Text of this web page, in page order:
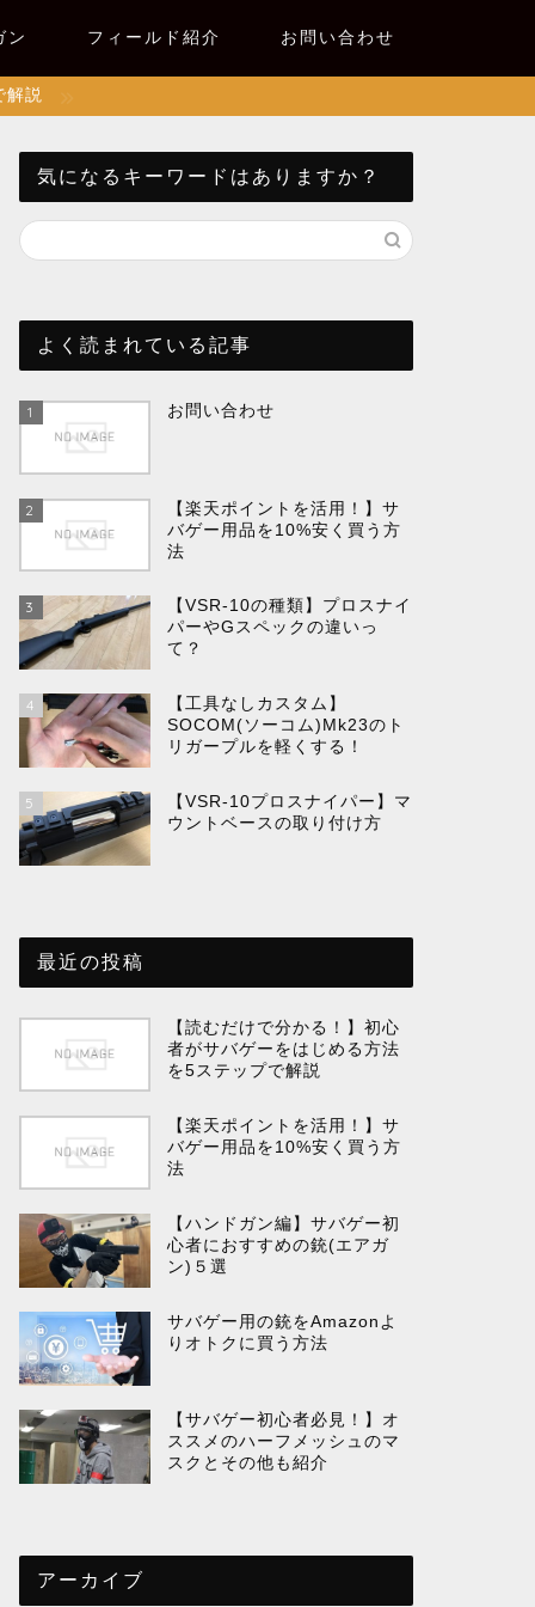
ン フィールド紹介 お問い合わせ
解説
気になるキーワードはありますか？
よく読まれている記事
1 お問い合わせ
2
【楽天ポイントを活用！】サ
バゲー用品を10%安く買う方
法
3
【VSR-10の種類】プロスナイ
パーやGスペックの違いっ
て？
4
【工具なしカスタム】
SOCOM(ソーコム)Mk23のト
リガープルを軽くする！
5
【VSR-10プロスナイパー】マ
ウントベースの取り付け方
最近の投稿
【読むだけで分かる！】初心
者がサバゲーをはじめる方法
を5ステップで解説
【楽天ポイントを活用！】サ
バゲー用品を10%安く買う方
法
【ハンドガン編】サバゲー初
心者におすすめの銃(エアガ
ン)５選
サバゲー用の銃をAmazonよ
りオトクに買う方法
【サバゲー初心者必見！】オ
ススメのハーフメッシュのマ
スクとその他も紹介
アーカイブ